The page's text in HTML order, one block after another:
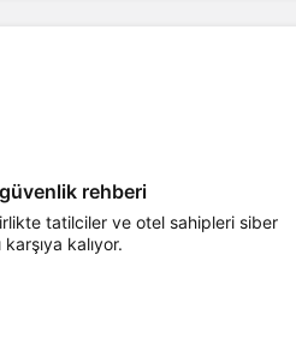
rehberi
tatilciler ve otel sahipleri siber
kalıyor.